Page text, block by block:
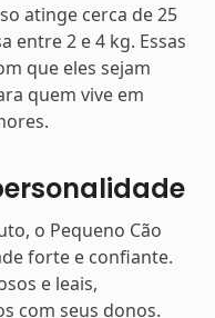
atinge cerca de 25
entre 2 e 4 kg. Essas
que eles sejam
quem vive em
o Pequeno Cão
forte e confiante.
e leais,
com seus donos.